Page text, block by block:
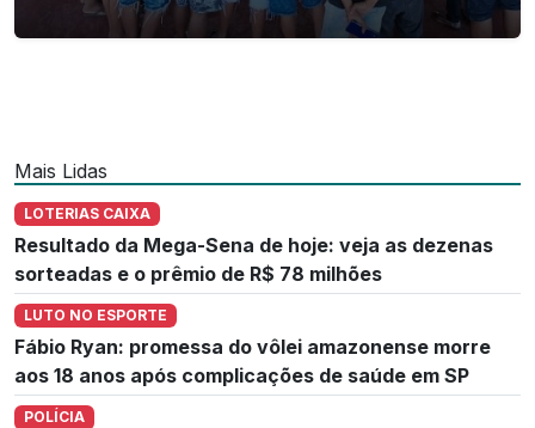
Mais Lidas
LOTERIAS CAIXA
Resultado da Mega-Sena de hoje: veja as dezenas
sorteadas e o prêmio de R$ 78 milhões
LUTO NO ESPORTE
Fábio Ryan: promessa do vôlei amazonense morre
aos 18 anos após complicações de saúde em SP
POLÍCIA